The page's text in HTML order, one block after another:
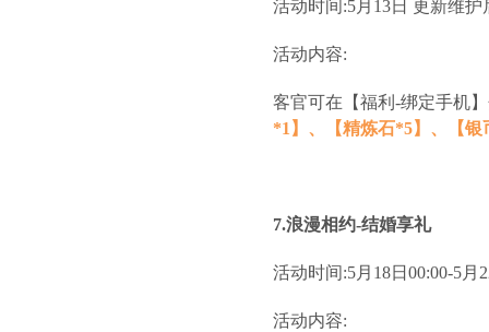
活动时间:5月13日 更新维护
活动内容:
客官可在【福利-绑定手机
*1】、【精炼石*5】、【银
7.浪漫相约-结婚享礼
活动时间:5月18日00:00-5月
活动内容: